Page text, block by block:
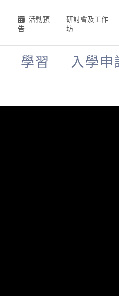
活動預
告
研討會及工作
坊
學習 入學申